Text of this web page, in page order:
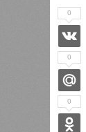
0
0
0